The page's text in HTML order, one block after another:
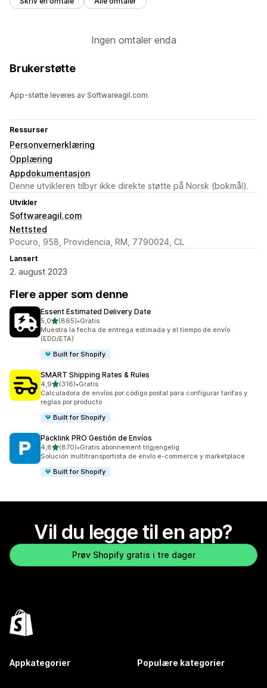
Ingen omtaler enda
Brukerstøtte
App-støtte leveres av Softwareagil.com.
Ressurser
Personvernerklæring
Opplæring
Appdokumentasjon
Denne utvikleren tilbyr ikke direkte støtte på Norsk (bokmål).
Utvikler
Softwareagil.com
Nettsted
Pocuro, 958, Providencia, RM, 7790024, CL
Lansert
2. august 2023
Flere apper som denne
Essent Estimated Delivery Date
5,0av 5 stjerner
(865)
Totalt 865 omtaler
•Gratis
Muestra la fecha de entrega estimada y el tiempo de envío
(EDD/ETA)
Built for Shopify
SMART Shipping Rates & Rules
4,9av 5 stjerner
(316)
Totalt 316 omtaler
•Gratis
Calculadora de envíos por código postal para configurar tarifas y
reglas por producto
Built for Shopify
Packlink PRO Gestión de Envíos
4,8av 5 stjerner
(870)
Totalt 870 omtaler
•Gratis abonnement tilgjengelig
Solución multitransportista de envío e-commerce y marketplace
Built for Shopify
Vil du legge til en app?
Prøv Shopify gratis i tre dager
Appkategorier Populære kategorier